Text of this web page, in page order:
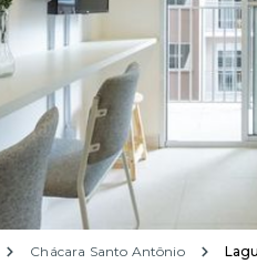
Chácara Santo Antônio